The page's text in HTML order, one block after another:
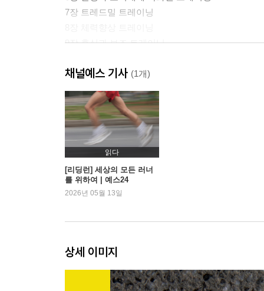
7장 트레드밀 트레이닝
9장 휴식과 보조 트레이닝
Part II 달리기 공식 적용하기
10장 시즌에 맞춘 트레이닝
11장 800m 트레이닝
12장 1.5K~3.2K 트레이닝
13장 5K와 10K 트레이닝
14장 크로스컨트리 트레이닝
15장 15K, 하프 마라톤, 30K 트레이닝
16장 마라톤 트레이닝
부록
용어정리
채널예스 기사 (1개)
읽다
[리딩런] 세상의 모든 러너
를 위하여 | 예스24
2026년 05월 13일
상세 이미지